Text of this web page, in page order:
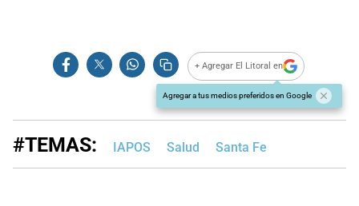
+ Agregar El Litoral en
Agregar a tus medios preferidos en Google
#TEMAS: IAPOS Salud Santa Fe